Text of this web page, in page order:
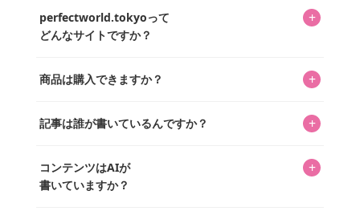
perfectworld.tokyoって
どんなサイトですか？
+
ってもらうニュースサイトです。運営はキャラグッズコレ
を中心に行われており、私たちは実際に40,000種のキャラグ
商品は購入できますか？ +
「perfectworld.shop」で、ほとんど全てのアイテムを購
があり、そこからジャンプできます。
記事は誰が書いているんですか？ +
ています。記事内の99%を超えるほぼすべての写真も、1枚
ずつ心を込めて自分たちで撮影したものです。さらに、10
コンテンツはAIが
書いていますか？
+